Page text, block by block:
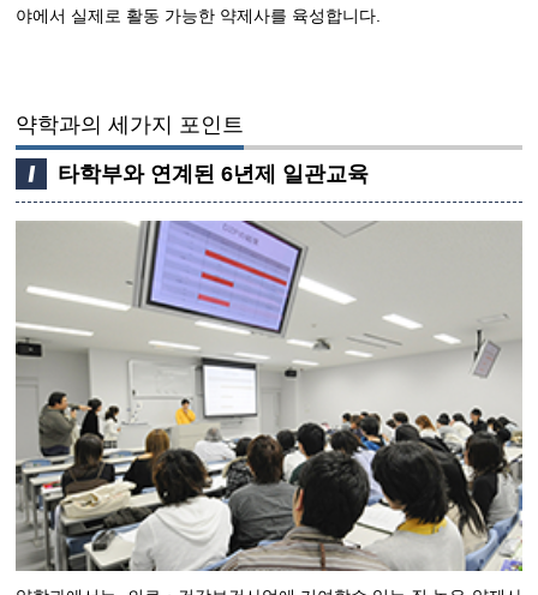
야에서 실제로 활동 가능한 약제사를 육성합니다.
약학과의 세가지 포인트
타학부와 연계된 6년제 일관교육